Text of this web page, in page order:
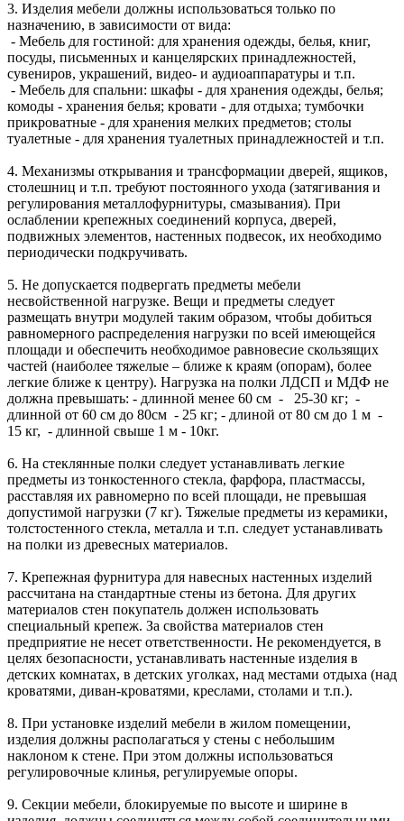
3. Изделия мебели должны использоваться только по
назначению, в зависимости от вида:
- Мебель для гостиной: для хранения одежды, белья, книг,
посуды, письменных и канцелярских принадлежностей,
сувениров, украшений, видео- и аудиоаппаратуры и т.п.
- Мебель для спальни: шкафы - для хранения одежды, белья;
комоды - хранения белья; кровати - для отдыха; тумбочки
прикроватные - для хранения мелких предметов; столы
туалетные - для хранения туалетных принадлежностей и т.п.
4. Механизмы открывания и трансформации дверей, ящиков,
столешниц и т.п. требуют постоянного ухода (затягивания и
регулирования металлофурнитуры, смазывания). При
ослаблении крепежных соединений корпуса, дверей,
подвижных элементов, настенных подвесок, их необходимо
периодически подкручивать.
5. Не допускается подвергать предметы мебели
несвойственной нагрузке. Вещи и предметы следует
размещать внутри модулей таким образом, чтобы добиться
равномерного распределения нагрузки по всей имеющейся
площади и обеспечить необходимое равновесие скользящих
частей (наиболее тяжелые – ближе к краям (опорам), более
легкие ближе к центру). Нагрузка на полки ЛДСП и МДФ не
должна превышать: - длинной менее 60 см - 25-30 кг; -
длинной от 60 см до 80см - 25 кг; - длиной от 80 см до 1 м -
15 кг, - длинной свыше 1 м - 10кг.
6. На стеклянные полки следует устанавливать легкие
предметы из тонкостенного стекла, фарфора, пластмассы,
расставляя их равномерно по всей площади, не превышая
допустимой нагрузки (7 кг). Тяжелые предметы из керамики,
толстостенного стекла, металла и т.п. следует устанавливать
на полки из древесных материалов.
7. Крепежная фурнитура для навесных настенных изделий
рассчитана на стандартные стены из бетона. Для других
материалов стен покупатель должен использовать
специальный крепеж. За свойства материалов стен
предприятие не несет ответственности. Не рекомендуется, в
целях безопасности, устанавливать настенные изделия в
детских комнатах, в детских уголках, над местами отдыха (над
кроватями, диван-кроватями, креслами, столами и т.п.).
8. При установке изделий мебели в жилом помещении,
изделия должны располагаться у стены с небольшим
наклоном к стене. При этом должны использоваться
регулировочные клинья, регулируемые опоры.
9. Секции мебели, блокируемые по высоте и ширине в